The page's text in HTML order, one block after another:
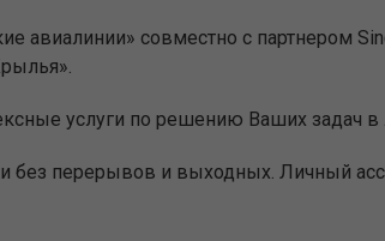
авиалинии» совместно с партнером
услуги по решению Ваших задач
без перерывов и выходных. Личный